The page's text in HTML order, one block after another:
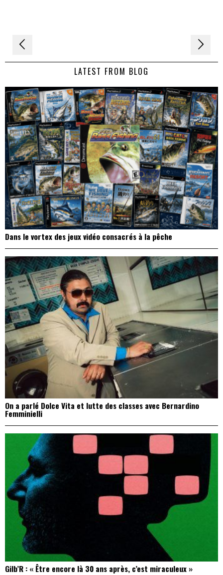
Navigation
de LATEST FROM BLOG
Dans le vortex des jeux vidéo consacrés à la pêche
On a parlé Dolce Vita et lutte des classes avec Bernardino
Femminielli
Gilb’R : « Être encore là 30 ans après, c’est miraculeux »